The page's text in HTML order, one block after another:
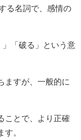
る名詞で、感情の
「破る」という意
ますが、一般的に
ことで、より正確
。